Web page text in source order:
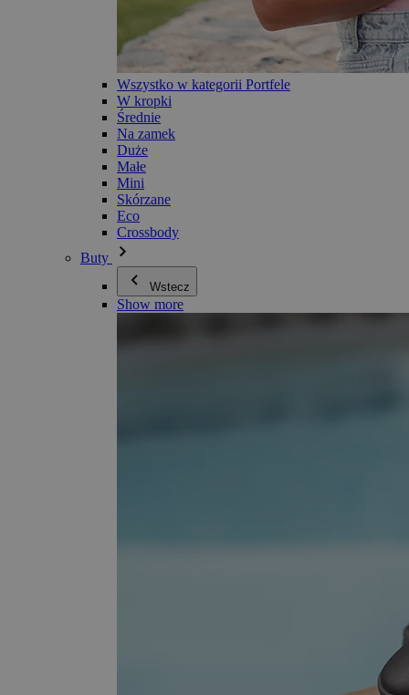
Wszystko w kategorii Portfele
W kropki
Średnie
Na zamek
Duże
Małe
Mini
Skórzane
Eco
Crossbody
Buty
Wstecz
Show more